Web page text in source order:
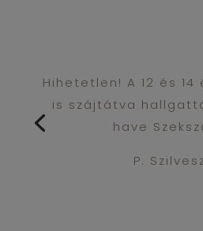
Hihetetlen! A 12 és
is szájtátva
have
P.